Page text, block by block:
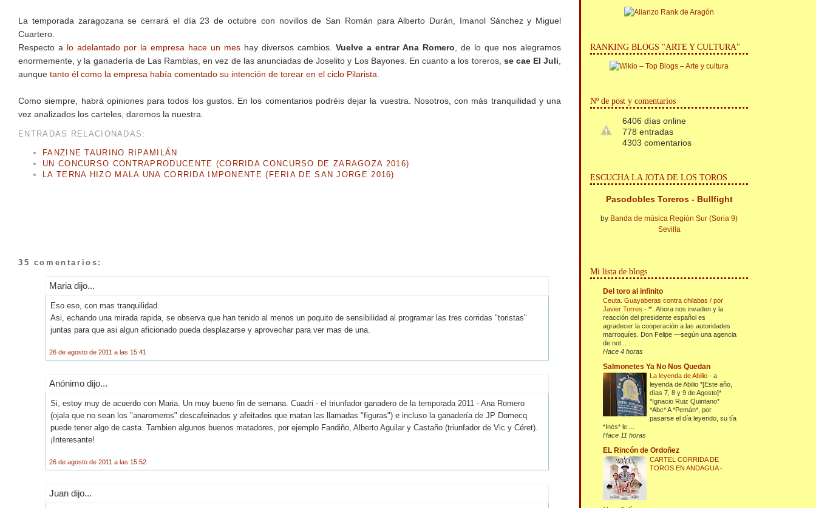
La temporada zaragozana se cerrará el día 23 de octubre con novillos de San Román para Alberto Durán, Imanol Sánchez y Miguel
Cuartero.
Respecto a lo adelantado por la empresa hace un mes hay diversos cambios.Vuelve a entrar Ana Romero , de lo que nos alegramos
enormemente, y la ganadería de Las Ramblas, en vez de las anunciadas de Joselito y Los Bayones. En cuanto a los toreros, se cae El Juli
aunque tanto él como la empresa había comentado su intención de torear en el ciclo Pilarista.
Como siempre, habrá opiniones para todos los gustos. En los comentarios podréis dejar la vuestra. Nosotros, con más tranquilidad y una
vez analizados los carteles, daremos la nuestra.
ENTRADAS RELACIONADAS:
FANZINE TAURINO RIPAMILÁN
UN CONCURSO CONTRAPRODUCENTE (CORRIDA CONCURSO DE ZARAGOZA 2016)
LA TERNA HIZO MALA UNA CORRIDA IMPONENTE (FERIA DE SAN JORGE 2016)
35 comentarios:
Maria dijo...
Eso eso, con mas tranquilidad.
Asi, echando una mirada rapida, se observa que han tenido al menos un poquito de sensibilidad al programar las tres corridas "toristas"
juntas para que asi algun aficionado pueda desplazarse y aprovechar para ver mas de una.
26 de agosto de 2011 a las 15:41
Anónimo dijo...
Si, estoy muy de acuerdo con Maria. Un muy bueno fin de semana. Cuadri - el triunfador ganadero de la temporada 2011 - Ana Romero
(ojala que no sean los "anaromeros" descafeinados y afeitados que matan las llamadas "figuras") e incluso la ganadería de JP Domecq
puede tener algo de casta. Tambien algunos buenos matadores, por ejemplo Fandiño, Alberto Aguilar y Castaño (triunfador de Vic y Céret).
¡Interesante!
26 de agosto de 2011 a las 15:52
Juan dijo...
RANKING BLOGS "ARTE Y CULTURA"
Nº de post y comentarios
6406 días online
778 entradas
4303 comentarios
ESCUCHA LA JOTA DE LOS TOROS
Pasodobles Toreros - Bullfight
by Banda de música Región Sur (Soria 9)
Sevilla
Mi lista de blogs
Del toro al infinito
Ceuta. Guayaberas contra chilabas / por
Javier Torres-*'..Ahora nos invaden y la
reacción del presidente español es
agradecer la cooperación a las autoridades
marroquíes. Don Felipe —según una agencia
de not...
Hace 4 horas
Salmonetes Ya No Nos Quedan
La leyenda de Abilio-a
leyenda de Abilio *[Este año,
días 7, 8 y 9 de Agosto]*
*Ignacio Ruiz Quintano*
*Abc* A *Pemán*, por
pasarse el día leyendo, su tía
*Inés* le ...
Hace 11 horas
EL Rincón de Ordoñez
CARTEL CORRIDA DE
TOROS EN ANDAGUA-